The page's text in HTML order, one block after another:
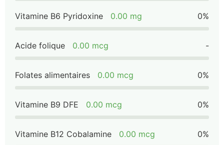
Vitamine B6 Pyridoxine 0.00 mg 0%
Acide folique 0.00 mcg -
Folates alimentaires 0.00 mcg 0%
Vitamine B9 DFE 0.00 mcg 0%
Vitamine B12 Cobalamine 0.00 mcg 0%